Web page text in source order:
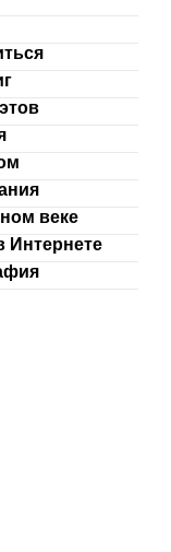
веке
Интернете